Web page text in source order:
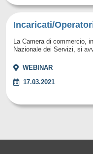
Incaricati/
La Camera di commercio,
Nazionale dei Servizi, si
WEBINAR
17.03.2021